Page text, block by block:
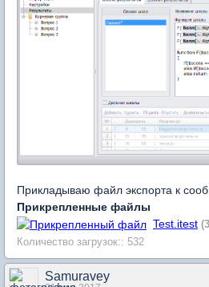
Прикладываю файл экспорта к
Прикрепленные файлы
Test.itest
Количество загрузок:: 532
Samuravey